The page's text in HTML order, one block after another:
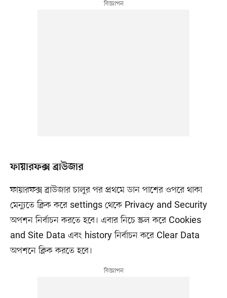
ফায়ারফক্স ব্রাউজার
ফায়ারফক্স ব্রাউজার চালুর পর প্রথমে ডান পাশের ওপরে থাকা
মেন্যুতে ক্লিক করে settings থেকে Privacy and Security
অপশন নির্বাচন করতে হবে। এবার নিচে স্ক্রল করে Cookies
and Site Data এবং history নির্বাচন করে Clear Data
অপশনে ক্লিক করতে হবে।